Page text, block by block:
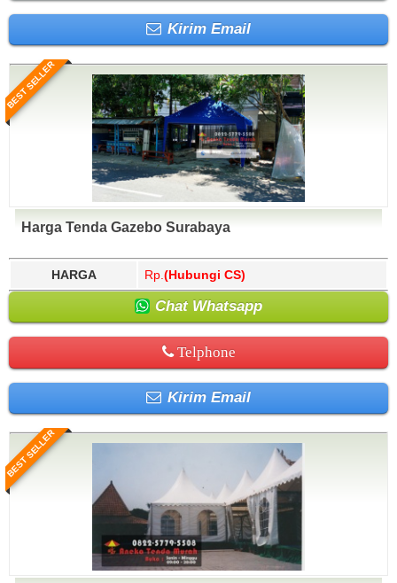
Kirim Email
BEST SELLER
Harga Tenda Gazebo Surabaya
HARGA Rp. (Hubungi CS)
Chat Whatsapp
Telphone
Kirim Email
BEST SELLER